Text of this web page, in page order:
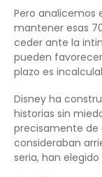
Pero analicemos
mantener esas
ceder ante la
pueden
plazo es
Disney ha
historias sin
precisamente de
consideraban
seria, han